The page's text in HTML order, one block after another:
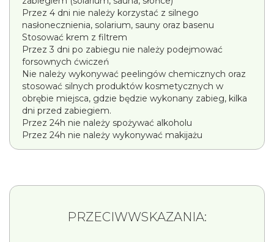
Przez 4 dni nie należy korzystać z silnego
nasłonecznienia, solarium, sauny oraz basenu
Stosować krem z filtrem
Przez 3 dni po zabiegu nie należy podejmować
forsownych ćwiczeń
Nie należy wykonywać peelingów chemicznych oraz
stosować silnych produktów kosmetycznych w
obrębie miejsca, gdzie będzie wykonany zabieg, kilka
dni przed zabiegiem.
Przez 24h nie należy spożywać alkoholu
Przez 24h nie należy wykonywać makijażu
PRZECIWWSKAZANIA: